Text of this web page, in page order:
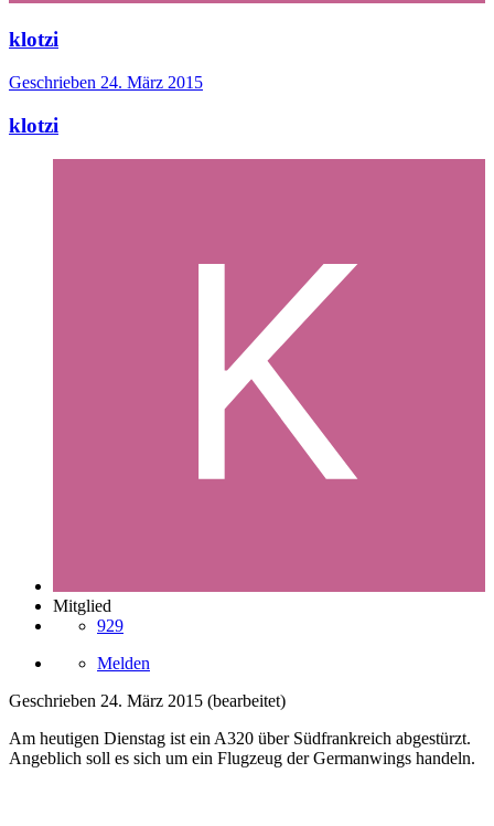
klotzi
Geschrieben 24. März 2015
klotzi
Mitglied
929
Melden
Geschrieben 24. März 2015 (bearbeitet)
Am heutigen Dienstag ist ein A320 über Südfrankreich abgestürzt.
Angeblich soll es sich um ein Flugzeug der Germanwings handeln.